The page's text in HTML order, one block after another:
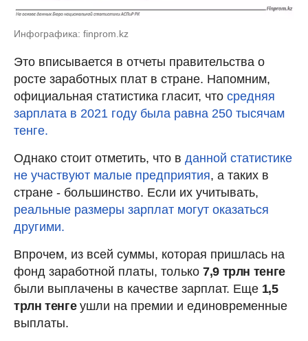
Инфографика: finprom.kz
Это вписывается в отчеты правительства о
росте заработных плат в стране. Напомним,
официальная статистика гласит, что средняя
зарплата в 2021 году была равна 250 тысячам
тенге.
Однако стоит отметить, что в данной статистике
не участвуют малые предприятия, а таких в
стране - большинство. Если их учитывать,
реальные размеры зарплат могут оказаться
другими.
Впрочем, из всей суммы, которая пришлась на
фонд заработной платы, только 7,9 трлн тенге
были выплачены в качестве зарплат. Еще 1,5
трлн тенгеушли на премии и единовременные
выплаты.